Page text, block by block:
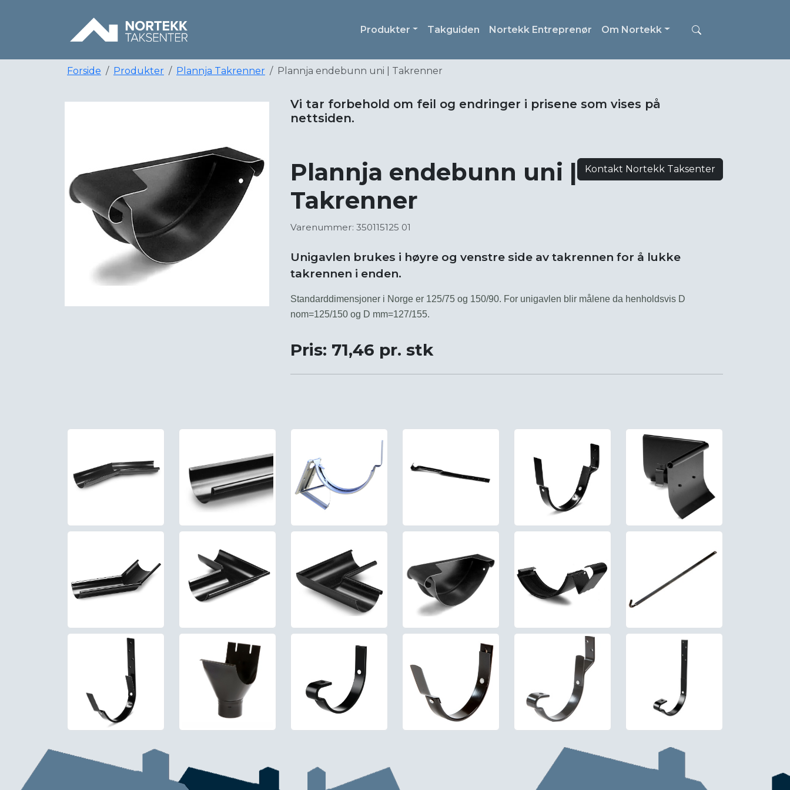
Produkter Takguiden Nortekk Entreprenør Om Nortekk
Forside Produkter Plannja Takrenner Plannja endebunn uni | Takrenner
Vi tar forbehold om feil og endringer i prisene som vises på
nettsiden.
Kontakt Nortekk Taksenter
Plannja endebunn uni |
Takrenner
Varenummer: 350115125 01
Unigavlen brukes i høyre og venstre side av takrennen for å lukke
takrennen i enden.
Standarddimensjoner i Norge er 125/75 og 150/90. For unigavlen blir målene da henholdsvis D
nom=125/150 og D mm=127/155.
Pris: 71,46 pr. stk